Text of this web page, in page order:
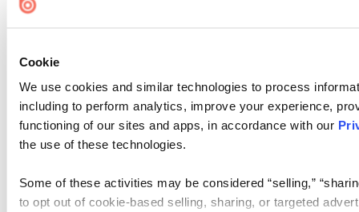
Cookie
We use cookies and similar technologies to process
including to perform analytics, improve your experience,
functioning of our sites and apps, in accordance with our
the use of these technologies.
Some of these activities may be considered “selling,”
to opt out of cookie-based selling, sharing, or targeted